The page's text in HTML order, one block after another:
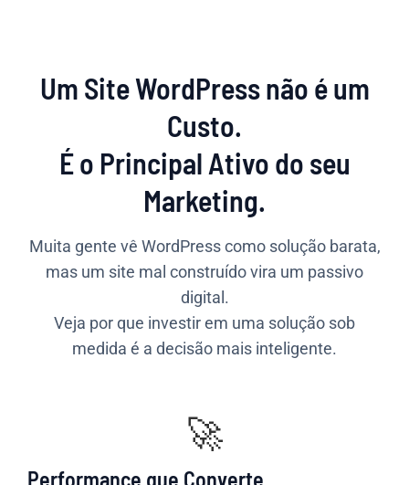
Um Site WordPress não é um
Custo.
É o Principal Ativo do seu
Marketing.
Muita gente vê WordPress como solução barata,
mas um site mal construído vira um passivo
digital.
Veja por que investir em uma solução sob
medida é a decisão mais inteligente.
🚀
Performance que Converte